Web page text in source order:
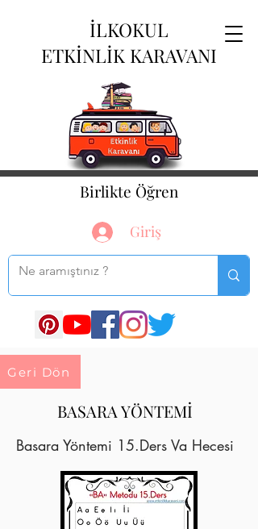
İLKOKUL
ETKİNLİK KARAVANI
Birlikte Öğren
Giriş
Geri Dön
BASARA YÖNTEMİ
Basara Yöntemi 15.Ders Va Hecesi